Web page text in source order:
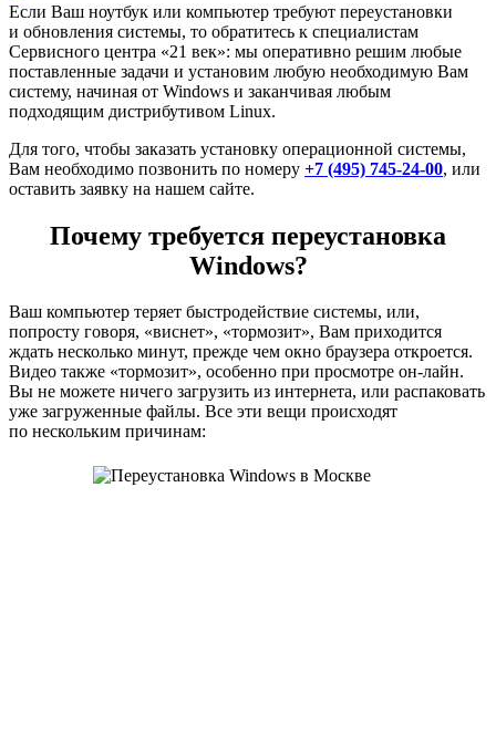
Если Ваш ноутбук или компьютер требуют переустановки
и обновления системы, то обратитесь к специалистам
Сервисного центра «21 век»: мы оперативно решим любые
поставленные задачи и установим любую необходимую Вам
систему, начиная от Windows и заканчивая любым
подходящим дистрибутивом Linux.
Для того, чтобы заказать установку операционной системы,
Вам необходимо позвонить по номеру +7 (495) 745-24-00, или
оставить заявку на нашем сайте.
Почему требуется переустановка
Windows?
Ваш компьютер теряет быстродействие системы, или,
попросту говоря, «виснет», «тормозит», Вам приходится
ждать несколько минут, прежде чем окно браузера откроется.
Видео также «тормозит», особенно при просмотре он-лайн.
Вы не можете ничего загрузить из интернета, или распаковать
уже загруженные файлы. Все эти вещи происходят
по нескольким причинам: